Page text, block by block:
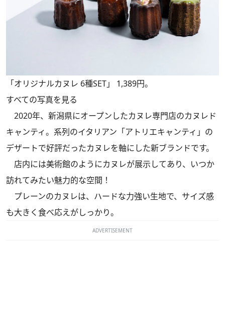
「オリジナルカヌレ 6種SET」 1,389円。
すべての写真を見る
2020年、新潟県にオープンしたカヌレ専門店のカヌレド
キャンティ。系列のイタリアン「アトリエキャンティ」の
デザートで好評だったカヌレを軸にした新ブランドです。
店内には美術館のようにカヌレが展示してあり、いつか
訪れてみたい魅力的な空間！
プレーンのカヌレは、ハードな力強い生地で、サイズ感
も大きく食べ応えがしっかり。
ADVERTISEMENT